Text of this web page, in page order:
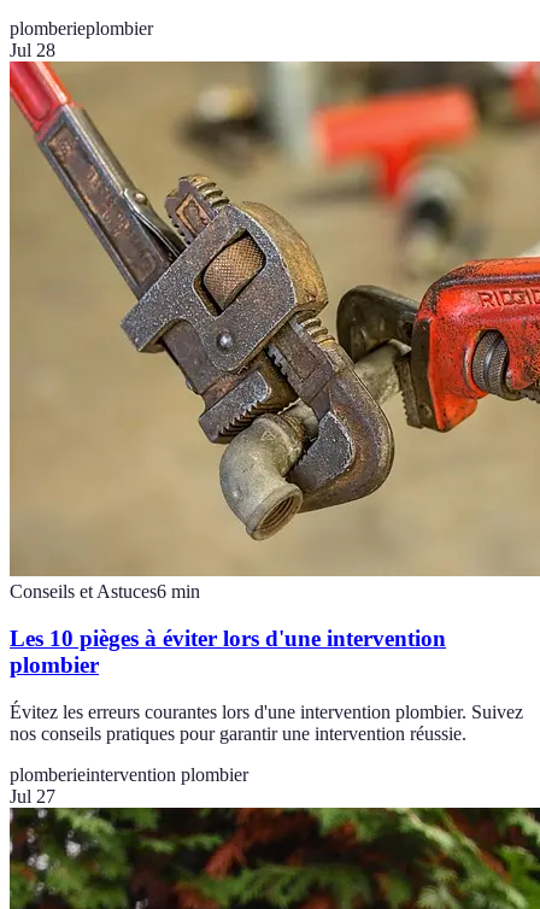
plomberieplombier
Jul 28
Conseils et Astuces6 min
Les 10 pièges à éviter lors d'une intervention
plombier
Évitez les erreurs courantes lors d'une intervention plombier. Suivez
nos conseils pratiques pour garantir une intervention réussie.
plomberieintervention plombier
Jul 27